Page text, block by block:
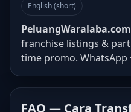
English (short)
PeluangWaralaba.com
franchise listings &
time promo. WhatsApp
FAQ — Cara